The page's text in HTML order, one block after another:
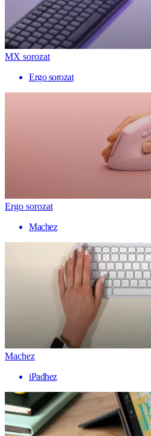
MX sorozat
Ergo sorozat
Ergo sorozat
Machez
Machez
iPadhez